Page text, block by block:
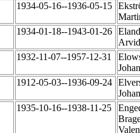
1934-05-16--1936-05-15
1934-01-18--1943-01-26
1932-11-07--1957-12-31
1912-05-03--1936-09-24
1935-10-16--1938-11-25